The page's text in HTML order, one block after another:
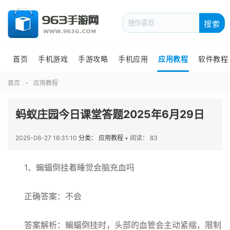
搜索
首页 手机游戏 手游攻略 手机应用 应用教程 软件教程
首页 应用教程
蚂蚁庄园今日课堂答题2025年6月29日
2025-06-27 16:31:10 分类： 应用教程 • 阅读： 83
1、蝙蝠倒挂着睡觉会脑充血吗
正确答案：不会
答案解析：‌‌蝙蝠倒挂时，头部的血管会主动紧缩，限制